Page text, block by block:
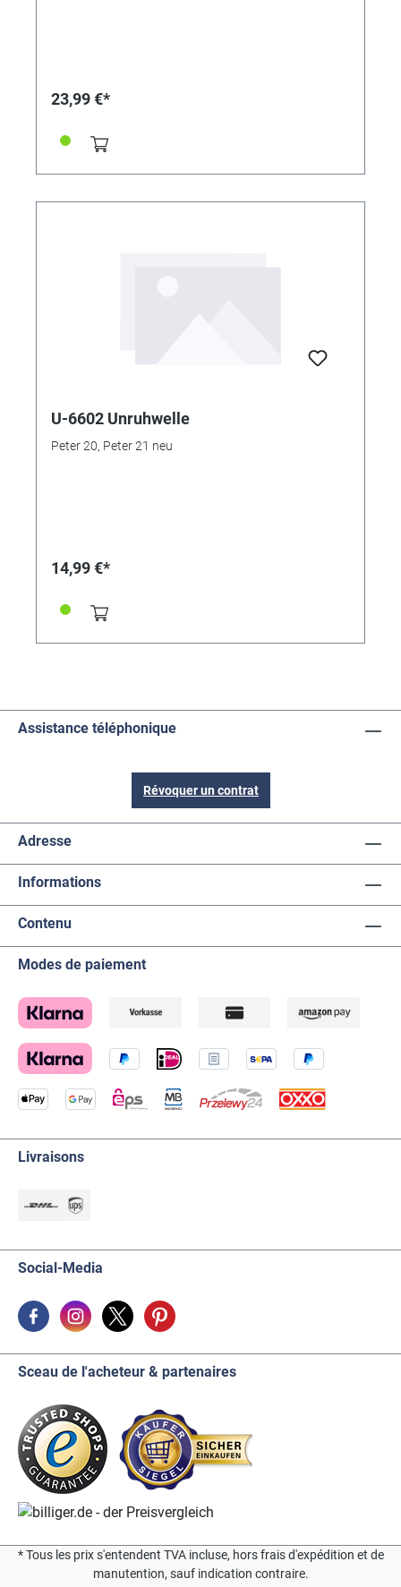
23,99 €*
U-6602 Unruhwelle
Peter 20, Peter 21 neu
14,99 €*
Assistance téléphonique
Révoquer un contrat
Adresse
Informations
Contenu
Modes de paiement
Livraisons
Social-Media
Sceau de l'acheteur & partenaires
* Tous les prix s'entendent TVA incluse, hors frais d'expédition et de
manutention, sauf indication contraire.